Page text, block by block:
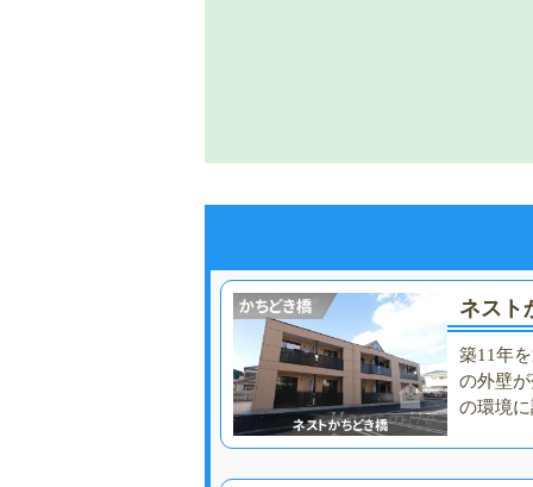
ネスト
築11年
の外壁
の環境